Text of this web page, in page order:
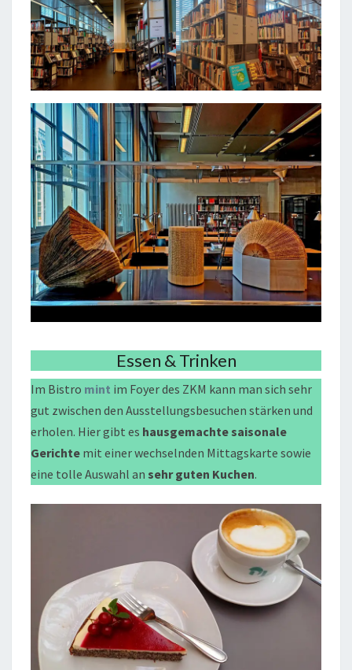
Essen & Trinken
Im Bistro mint im Foyer des ZKM kann man sich sehr
gut zwischen den Ausstellungsbesuchen stärken und
erholen. Hier gibt es hausgemachte saisonale
Gerichte mit einer wechselnden Mittagskarte sowie
eine tolle Auswahl an sehr guten Kuchen.